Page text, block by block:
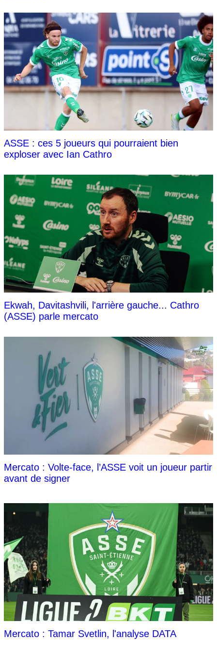
ASSE : ces 5 joueurs qui pourraient bien
exploser avec Ian Cathro
Ekwah, Davitashvili, l'arrière gauche... Cathro
(ASSE) parle mercato
Mercato : Volte-face, l’ASSE voit un joueur partir
avant de signer
Mercato : Tamar Svetlin, l'analyse DATA